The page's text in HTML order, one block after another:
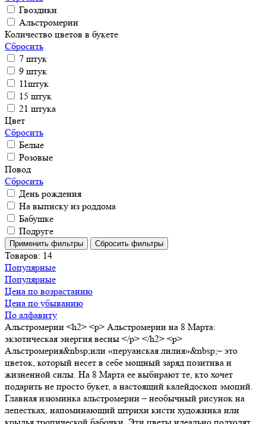
Гвоздики
Альстромерии
Количество цветов в букете
Сбросить
7 штук
9 штук
11штук
15 штук
21 штука
Цвет
Сбросить
Белые
Розовые
Повод
Сбросить
День рождения
На выписку из роддома
Бабушке
Подруге
Товаров: 14
Популярные
Популярные
Цена по возрастанию
Цена по убыванию
По алфавиту
Альстромерии <h2> <p> Альстромерии на 8 Марта:
экзотическая энергия весны </p> </h2> <p>
Альстромерия&nbsp;или «перуанская лилия»&nbsp;– это
цветок, который несет в себе мощный заряд позитива и
жизненной силы. На 8 Марта ее выбирают те, кто хочет
подарить не просто букет, а настоящий калейдоскоп эмоций.
Главная изюминка альстромерии – необычный рисунок на
лепестках, напоминающий штрихи кисти художника или